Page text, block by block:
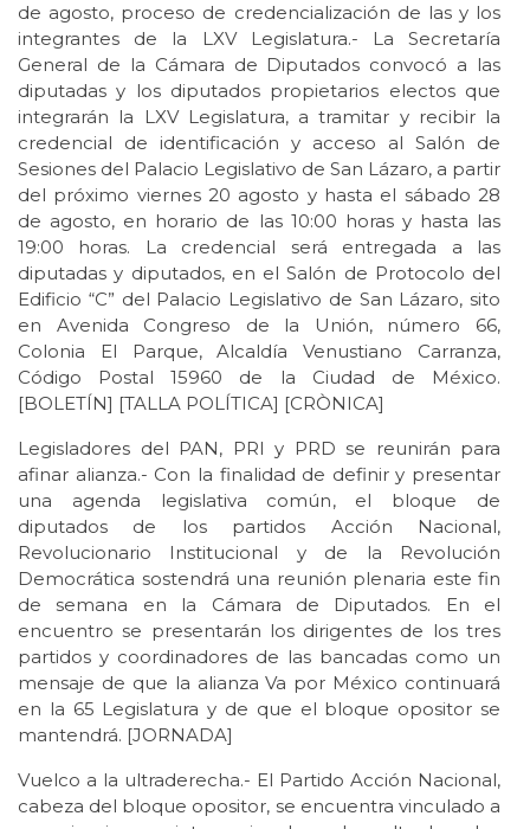
de agosto, proceso de credencialización de las y los
integrantes de la LXV Legislatura.- La Secretaría
General de la Cámara de Diputados convocó a las
diputadas y los diputados propietarios electos que
integrarán la LXV Legislatura, a tramitar y recibir la
credencial de identificación y acceso al Salón de
Sesiones del Palacio Legislativo de San Lázaro, a partir
del próximo viernes 20 agosto y hasta el sábado 28
de agosto, en horario de las 10:00 horas y hasta las
19:00 horas. La credencial será entregada a las
diputadas y diputados, en el Salón de Protocolo del
Edificio “C” del Palacio Legislativo de San Lázaro, sito
en Avenida Congreso de la Unión, número 66,
Colonia El Parque, Alcaldía Venustiano Carranza,
Código Postal 15960 de la Ciudad de México.
[BOLETÍN] [TALLA POLÍTICA] [CRÒNICA]
Legisladores del PAN, PRI y PRD se reunirán para
afinar alianza.- Con la finalidad de definir y presentar
una agenda legislativa común, el bloque de
diputados de los partidos Acción Nacional,
Revolucionario Institucional y de la Revolución
Democrática sostendrá una reunión plenaria este fin
de semana en la Cámara de Diputados. En el
encuentro se presentarán los dirigentes de los tres
partidos y coordinadores de las bancadas como un
mensaje de que la alianza Va por México continuará
en la 65 Legislatura y de que el bloque opositor se
mantendrá. [JORNADA]
Vuelco a la ultraderecha.- El Partido Acción Nacional,
cabeza del bloque opositor, se encuentra vinculado a